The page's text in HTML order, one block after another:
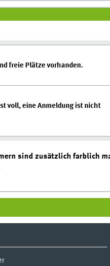
freie Plätze vorhanden.
voll, eine Anmeldung ist nicht
sind zusätzlich farblich